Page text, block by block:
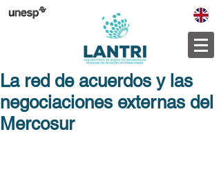
La red de acuerdos y las
negociaciones externas del
Mercosur